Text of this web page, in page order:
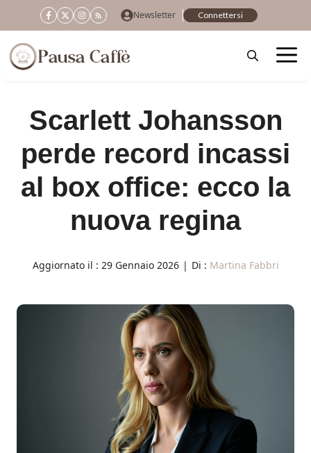
al
contenuto
Newsletter Connettersi
Scarlett Johansson
perde record incassi
al box office: ecco la
nuova regina
Aggiornato il : 29 Gennaio 2026 | Di : Martina Fabbri